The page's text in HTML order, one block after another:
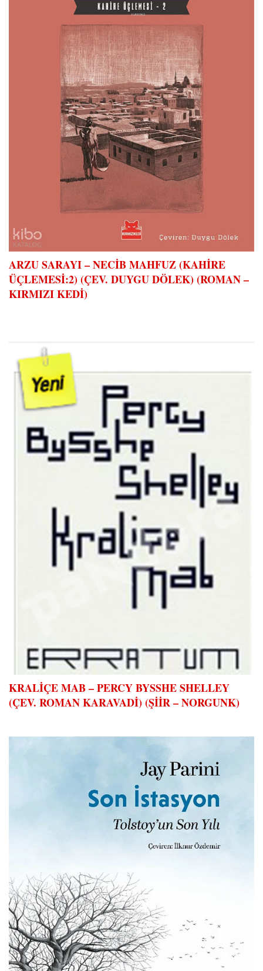
ARZU SARAYI – NECİB MAHFUZ (KAHİRE
ÜÇLEMESİ:2) (ÇEV. DUYGU DÖLEK) (ROMAN –
KIRMIZI KEDİ)
KRALİÇE MAB – PERCY BYSSHE SHELLEY
(ÇEV. ROMAN KARAVADİ) (ŞİİR – NORGUNK)